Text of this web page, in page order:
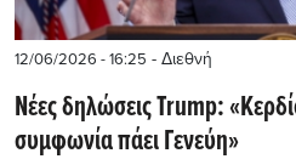
12/06/2026 - 16:25 - Διεθνή
Νέες δηλώσεις Trump:
συμφωνία πάει Γενεύη»